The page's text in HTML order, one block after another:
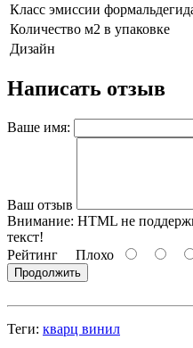
Класс эмиссии
Количество м2 в упаковке
Дизайн
Написать отзыв
Ваше имя:
Ваш отзыв
Внимание: HTML не
текст!
Рейтинг Плохо
Продолжить
Теги: кварц винил